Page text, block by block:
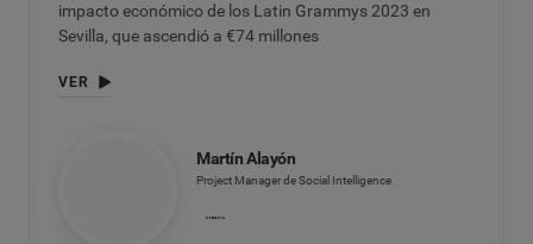
impacto económico de los Latin Grammys 2023 en
Sevilla, que ascendió a €74 millones
VER
Martín Alayón
Project Manager de Social Intelligence